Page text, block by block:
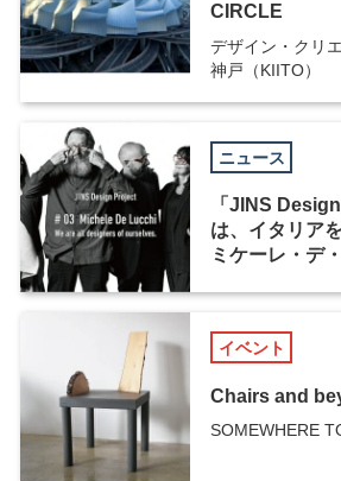
CIRCLE
デザイン・クリ
神戸（KIITO）
ニュース
「JINS
は、イタリア
ミケーレ・デ
イベント
Chairs and
SOMEWHERE